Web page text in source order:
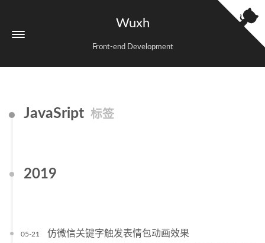
Wuxh
Front-end Development
JavaSript 标签
2019
05-21 仿微信关键字触发表情包动画效果